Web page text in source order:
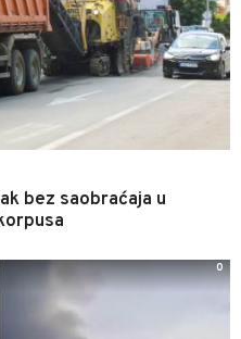
bez saobraćaja u
0